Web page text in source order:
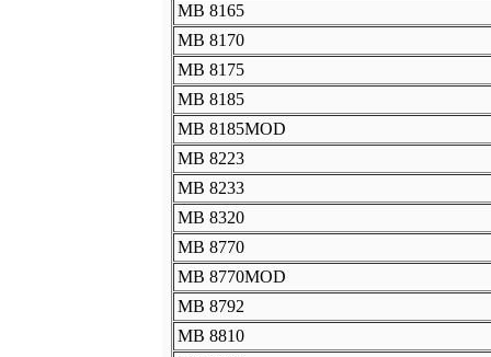
MB 8165
MB 8170
MB 8175
MB 8185
MB 8185MOD
MB 8223
MB 8233
MB 8320
MB 8770
MB 8770MOD
MB 8792
MB 8810